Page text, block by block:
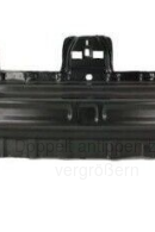
Doppelt antippen
vergrößern